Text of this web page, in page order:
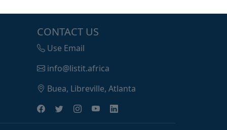
CONTACT US
Use Email
info@listit.africa
Buea, Libreville, Atlanta